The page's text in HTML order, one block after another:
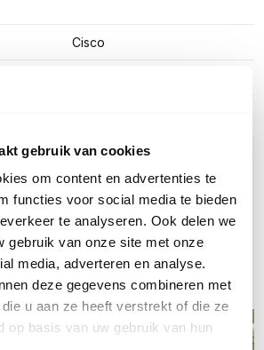
gebruik van cookies
om content en advertenties te
functies voor social media te bieden
te analyseren. Ook delen we
gebruik van onze site met onze
media, adverteren en analyse.
deze gegevens combineren met
u aan ze heeft verstrekt of die ze
op basis van uw gebruik van hun
Cisco
OP MAAT?
het onze experts!